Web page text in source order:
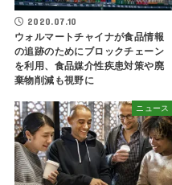
2020.07.10
ウォルマートチャイナが食品情報
の追跡のためにブロックチェーン
を利用、食品媒介性疾患対策や廃
棄物削減も視野に
ニュース